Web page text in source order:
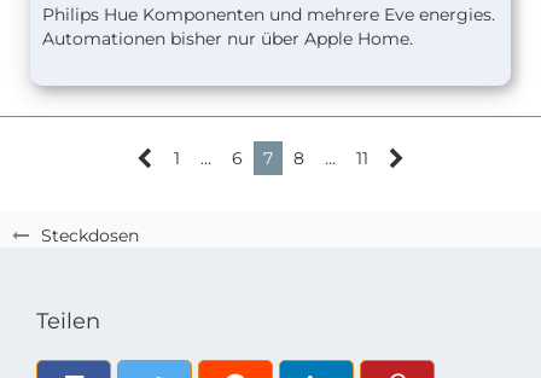
Steckdosen
Philips Hue Komponenten und mehrere Eve energies.
Automationen bisher nur über Apple Home.
1 … 6 7 8 … 11
Teilen